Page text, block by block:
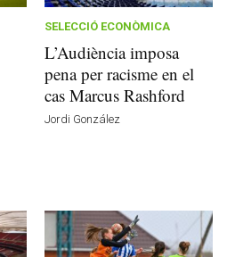
SELECCIÓ ECONÒMICA
L’Audiència imposa
pena per racisme en el
cas Marcus Rashford
Jordi González